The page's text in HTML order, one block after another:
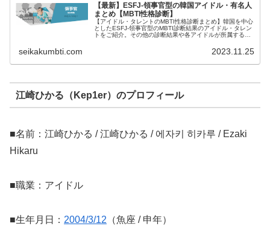
【最新】ESFJ-領事官型の韓国アイドル・有名人
まとめ【MBTI性格診断】
【アイドル・タレントのMBTI性格診断まとめ】韓国を中心
としたESFJ-領事官型のMBTI診断結果のアイドル・タレン
トをご紹介。その他の診断結果や各アイドルが所属するグ
seikakumbti.com 2023.11.25
江崎ひかる（Kep1er）のプロフィール
■名前：江崎ひかる / 江崎ひかる / 에자키 히카루 / Ezaki
Hikaru
■職業：アイドル
■生年月日： 2004/3/12 （魚座 / 申年）